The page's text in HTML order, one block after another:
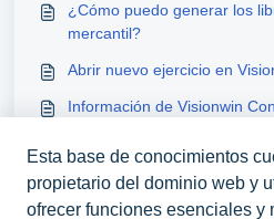
¿Cómo puedo generar los
mercantil?
Abrir nuevo ejercicio en
Información de Visionwin
original
Esta base de conocimientos
propietario del dominio web y
ofrecer funciones esenciales y